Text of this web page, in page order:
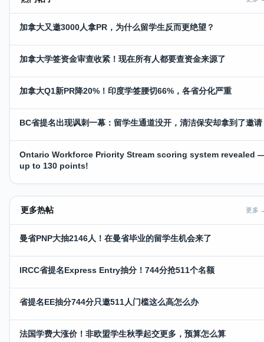
加拿大又邀3000人拿PR，为什么留学生反而更绝望？
加拿大学签资金审查收紧！现在所有人都要查资金来源了
加拿大Q1新PR降20%！印度学签腰切66%，各省分化严重
BC省提名出现讽刺一幕：留学生通道没开，清洁保安却拿到了邀请
Ontario Workforce Priority Stream scoring system revealed
up to 130 points!
更多热帖 更多
曼省PNP大抽2146人！在曼省毕业的留学生机会来了
IRCC省提名Express Entry抽分！744分抢511个名额
省提名EE抽分744分只邀511人门槛这么高怎么办
法国学费大涨价！非欧盟学生秋季起交更多，预算怎么算